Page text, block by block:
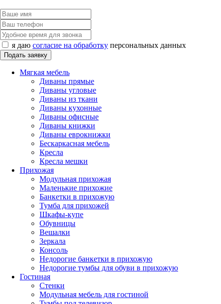
я даю согласие на обработку персональных данных
Мягкая мебель
Диваны прямые
Диваны угловые
Диваны из ткани
Диваны кухонные
Диваны офисные
Диваны книжки
Диваны еврокнижки
Бескаркасная мебель
Кресла
Кресла мешки
Прихожая
Модульная прихожая
Маленькие прихожие
Банкетки в прихожую
Тумба для прихожей
Шкафы-купе
Обувницы
Вешалки
Зеркала
Консоль
Недорогие банкетки в прихожую
Недорогие тумбы для обуви в прихожую
Гостиная
Стенки
Модульная мебель для гостиной